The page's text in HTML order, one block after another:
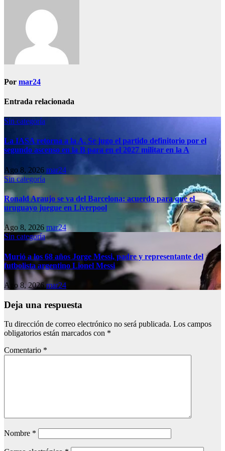
Por mar24
Entrada relacionada
Sin categoría
La IASA retorna a la A. Se jugo el partido definitorio por el
segundo ascenso en la B para en el 2027 militar en la A
Ago 8, 2026 mar24
Sin categoría
Ronald Araujo se va del Barcelona: acuerdo para que el
uruguayo juegue en Liverpool
Ago 8, 2026 mar24
Sin categoría
Murió a los 68 años Jorge Messi, padre y representante del
futbolista argentino Lionel Messi
Ago 8, 2026 mar24
Deja una respuesta
Tu dirección de correo electrónico no será publicada. Los campos
obligatorios están marcados con *
Comentario *
Nombre *